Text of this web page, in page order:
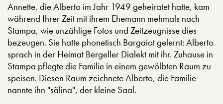
Annette, die Alberto im Jahr 1949 geheiratet hatte, kam
während Ihrer Zeit mit ihrem Ehemann mehmals nach
Stampa, wie unzählige Fotos und Zeitzeugnisse dies
bezeugen. Sie hatte phonetisch Bargaiot gelernt: Alberto
sprach in der Heimat Bergeller Dialekt mit ihr. Zuhause in
Stampa pflegte die Familie in einem gewölbten Raum zu
speisen. Diesen Raum zeichnete Alberto, die Familie
nannte ihn "sälina", der kleine Saal.